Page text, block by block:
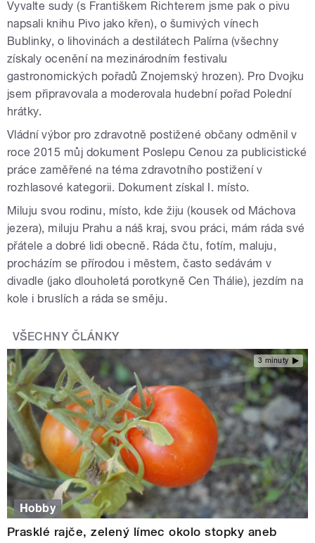
Vyvalte sudy (s Františkem Richterem jsme pak o pivu
napsali knihu Pivo jako křen), o šumivých vínech
Bublinky, o lihovinách a destilátech Palírna (všechny
získaly ocenění na mezinárodním festivalu
gastronomických pořadů Znojemský hrozen). Pro Dvojku
jsem připravovala a moderovala hudební pořad Polední
hrátky.
Vládní výbor pro zdravotně postižené občany odměnil v
roce 2015 můj dokument Poslepu Cenou za publicistické
práce zaměřené na téma zdravotního postižení v
rozhlasové kategorii. Dokument získal I. místo.
Miluju svou rodinu, místo, kde žiju (kousek od Máchova
jezera), miluju Prahu a náš kraj, svou práci, mám ráda své
přátele a dobré lidi obecně. Ráda čtu, fotím, maluju,
procházím se přírodou i městem, často sedávám v
divadle (jako dlouholetá porotkyně Cen Thálie), jezdím na
kole i bruslích a ráda se směju.
VŠECHNY ČLÁNKY
3 minuty
Hobby
Prasklé rajče, zelený límec okolo stopky aneb